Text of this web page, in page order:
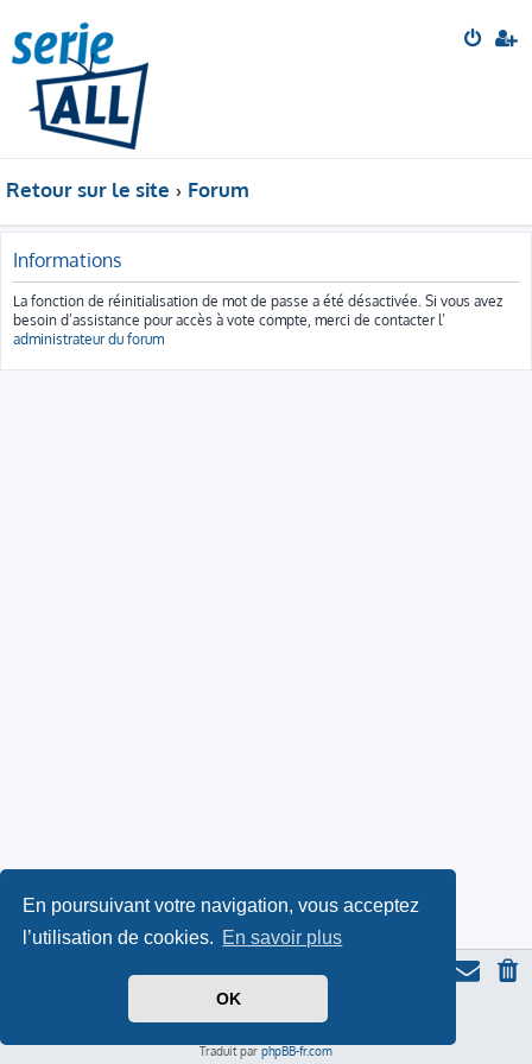
En poursuivant votre navigation, vous acceptez
l’utilisation de cookies. En savoir plus
OK
Retour sur le site Forum
Informations
La fonction de réinitialisation de mot de passe a été désactivée. Si vous avez
besoin d’assistance pour accès à vote compte, merci de contacter l’
administrateur du forum
Thème du forum serieallbasé sur ProLight Style par
Icone du panda parTriton, modifié par Serieall.
Traduit par phpBB-fr.com